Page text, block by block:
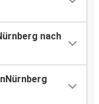
nach